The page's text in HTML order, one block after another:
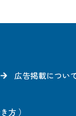
広告掲載につい
方 ）